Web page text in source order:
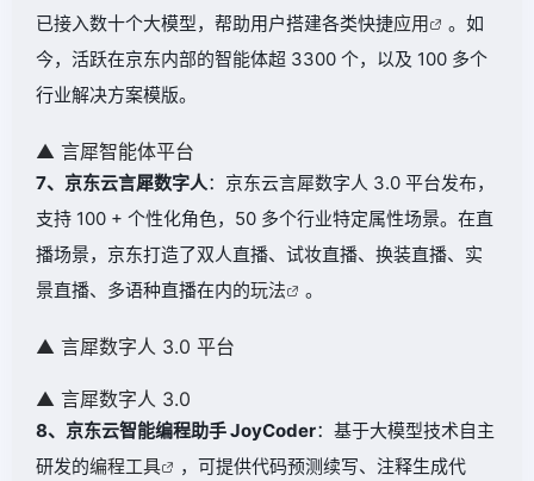
已接入数十个大模型，帮助用户搭建各类快捷应用
。如
今，活跃在京东内部的智能体超 3300 个，以及 100 多个
行业解决方案模版。
▲ 言犀智能体平台
7、京东云言犀数字人：京东云言犀数字人 3.0 平台发布，
支持 100 + 个性化角色，50 多个行业特定属性场景。在直
播场景，京东打造了双人直播、试妆直播、换装直播、实
景直播、多语种直播在内的玩法 。
▲ 言犀数字人 3.0 平台
▲ 言犀数字人 3.0
8、京东云智能编程助手 JoyCoder：基于大模型技术自主
研发的编程工具
，可提供代码预测续写、注释生成代